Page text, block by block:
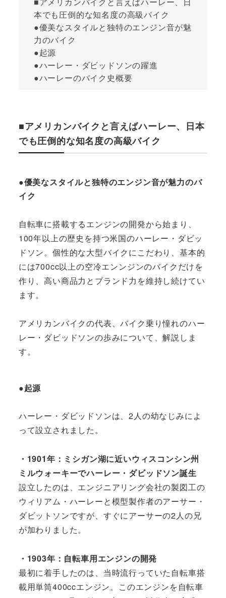
本でも圧倒的な知名度の高級バイク
●優美なスタイルと独特のエンジン音が魅
力のバイク
●起源
●ハーレー・ダビッドソンの躍進
●ハーレーのバイク史概要
■アメリカンバイクと言えばハーレー、日本
でも圧倒的な知名度の高級バイク
●優美なスタイルと独特のエンジン音が魅力のバ
イク
自転車に搭載するエンジンの開発から始まり、
100年以上の歴史を持つ米国のハーレー・ダビッ
ドソン。個性的な大型バイクにこだわり、基本的
には700cc以上の空冷エンンジンのバイクだけを
作り、高い商品力とブランド力を維持し続けてい
ます。
アメリカンバイクの代表、バイク乗り憧れのハー
レー・ダビッドソンの歩みについて、解説しま
す。
●起源
ハーレー・ダビッドソンは、2人の幼なじみによ
って設立されました。
・1901年：ミシガン湖に近いウィスコンシン州
ミルウォーキーでハーレー・ダビッドソン誕生
設立したのは、エンジニアリング会社の製図工の
ウィリアム・ハーレーと模型製作者のアーサー・
ダビットソンですが、すぐにアーサーの2人の兄
が加わりました。
・1903年：自転車用エンジンの開発
最初に着手したのは、当時流行っていた自転車搭
載用単筒400ccエンジン。このエンジンを自転車